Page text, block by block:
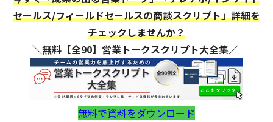
セールス/フィールドセールスの商談スクリプト」詳細を
チェックしませんか？
＼無料【全90】営業トークスクリプト大全集／
無料で資料をダウンロード